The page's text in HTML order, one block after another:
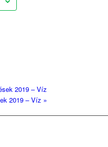
2019 – Víz
2019 – Víz »